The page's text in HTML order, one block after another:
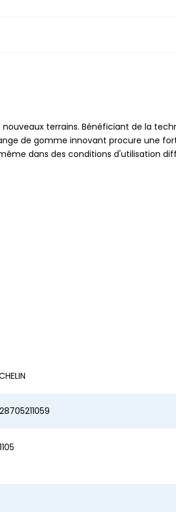
terrains. Bénéficiant de la
de gomme innovant procure une
dans des conditions d'utilisation